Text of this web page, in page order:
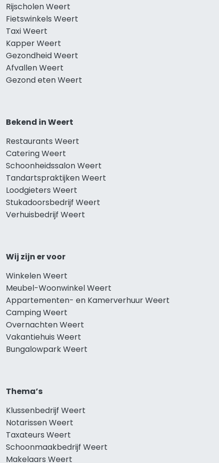
Rijscholen Weert
Fietswinkels Weert
Taxi Weert
Kapper Weert
Gezondheid Weert
Afvallen Weert
Gezond eten Weert
Bekend in Weert
Restaurants Weert
Catering Weert
Schoonheidssalon Weert
Tandartspraktijken Weert
Loodgieters Weert
Stukadoorsbedrijf Weert
Verhuisbedrijf Weert
Wij zijn er voor
Winkelen Weert
Meubel-Woonwinkel Weert
Appartementen- en Kamerverhuur Weert
Camping Weert
Overnachten Weert
Vakantiehuis Weert
Bungalowpark Weert
Thema’s
Klussenbedrijf Weert
Notarissen Weert
Taxateurs Weert
Schoonmaakbedrijf Weert
Makelaars Weert